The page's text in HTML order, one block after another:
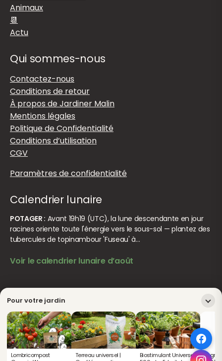
Pour votre jardin
Lombricompost
Terreau universel |
Biostimulant Universel
Animaux
📆
Actu
Qui sommes-nous
Contactez-nous
Conditions de retour
À propos de Jardiner Malin
Mentions légales
Politique de Confidentialité
Conditions d’utilisation
CGV
Paramètres de confidentialité
Calendrier lunaire
POTAGER : Avant 19h19 (UTC), la lune descendante en jour
racines oriente toute l'énergie vers le sous-sol — plantez des
tubercules de topinambour 'Fuseau' à…
Voir le calendrier lunaire d’août